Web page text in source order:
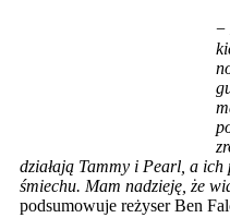
−
działają Tammy i Pearl, a ich
śmiechu. Mam nadzieję, że
podsumowuje reżyser Ben